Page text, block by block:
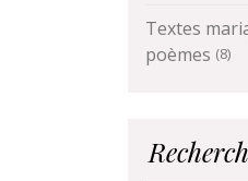
Textes
poèmes (8)